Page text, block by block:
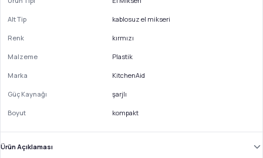
Alt Tip kablosuz el mikseri
Renk kırmızı
Malzeme Plastik
Marka KitchenAid
Güç Kaynağı şarjlı
Boyut kompakt
Ürün Açıklaması